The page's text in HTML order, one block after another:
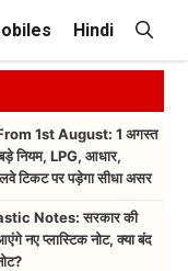
Hindi
1st August: 1 अगस्त
नियम, LPG, आधार,
टिकट पर पड़ेगा सीधा असर
Notes: सरकार की
नए प्लास्टिक नोट, क्या बंद